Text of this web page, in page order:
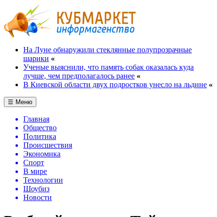
На Луне обнаружили стеклянные полупрозрачные
шарики «
Ученые выяснили, что память собак оказалась куда
лучше, чем предполагалось ранее «
В Киевской области двух подростков унесло на льдине «
☰ Меню
Главная
Общество
Политика
Происшествия
Экономика
Спорт
В мире
Технологии
Шоубиз
Новости